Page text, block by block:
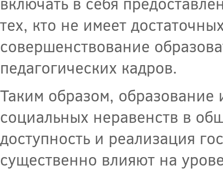
тех, кто не имеет
совершенствование
педагогических кадров.
Таким образом,
социальных неравенств в
доступность и реализация
существенно влияют на